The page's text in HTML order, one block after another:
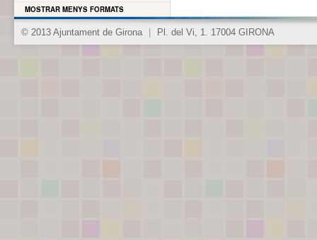
MOSTRAR MENYS FORMATS
© 2013 Ajuntament de Girona Pl. del Vi, 1. 17004 GIRONA